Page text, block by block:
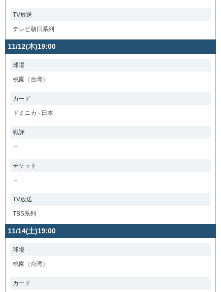
TV放送
テレビ朝日系列
11/12(木)19:00
球場
桃園（台湾）
カード
ドミニカ - 日本
戦評
－
チケット
－
TV放送
TBS系列
11/14(土)19:00
球場
桃園（台湾）
カード